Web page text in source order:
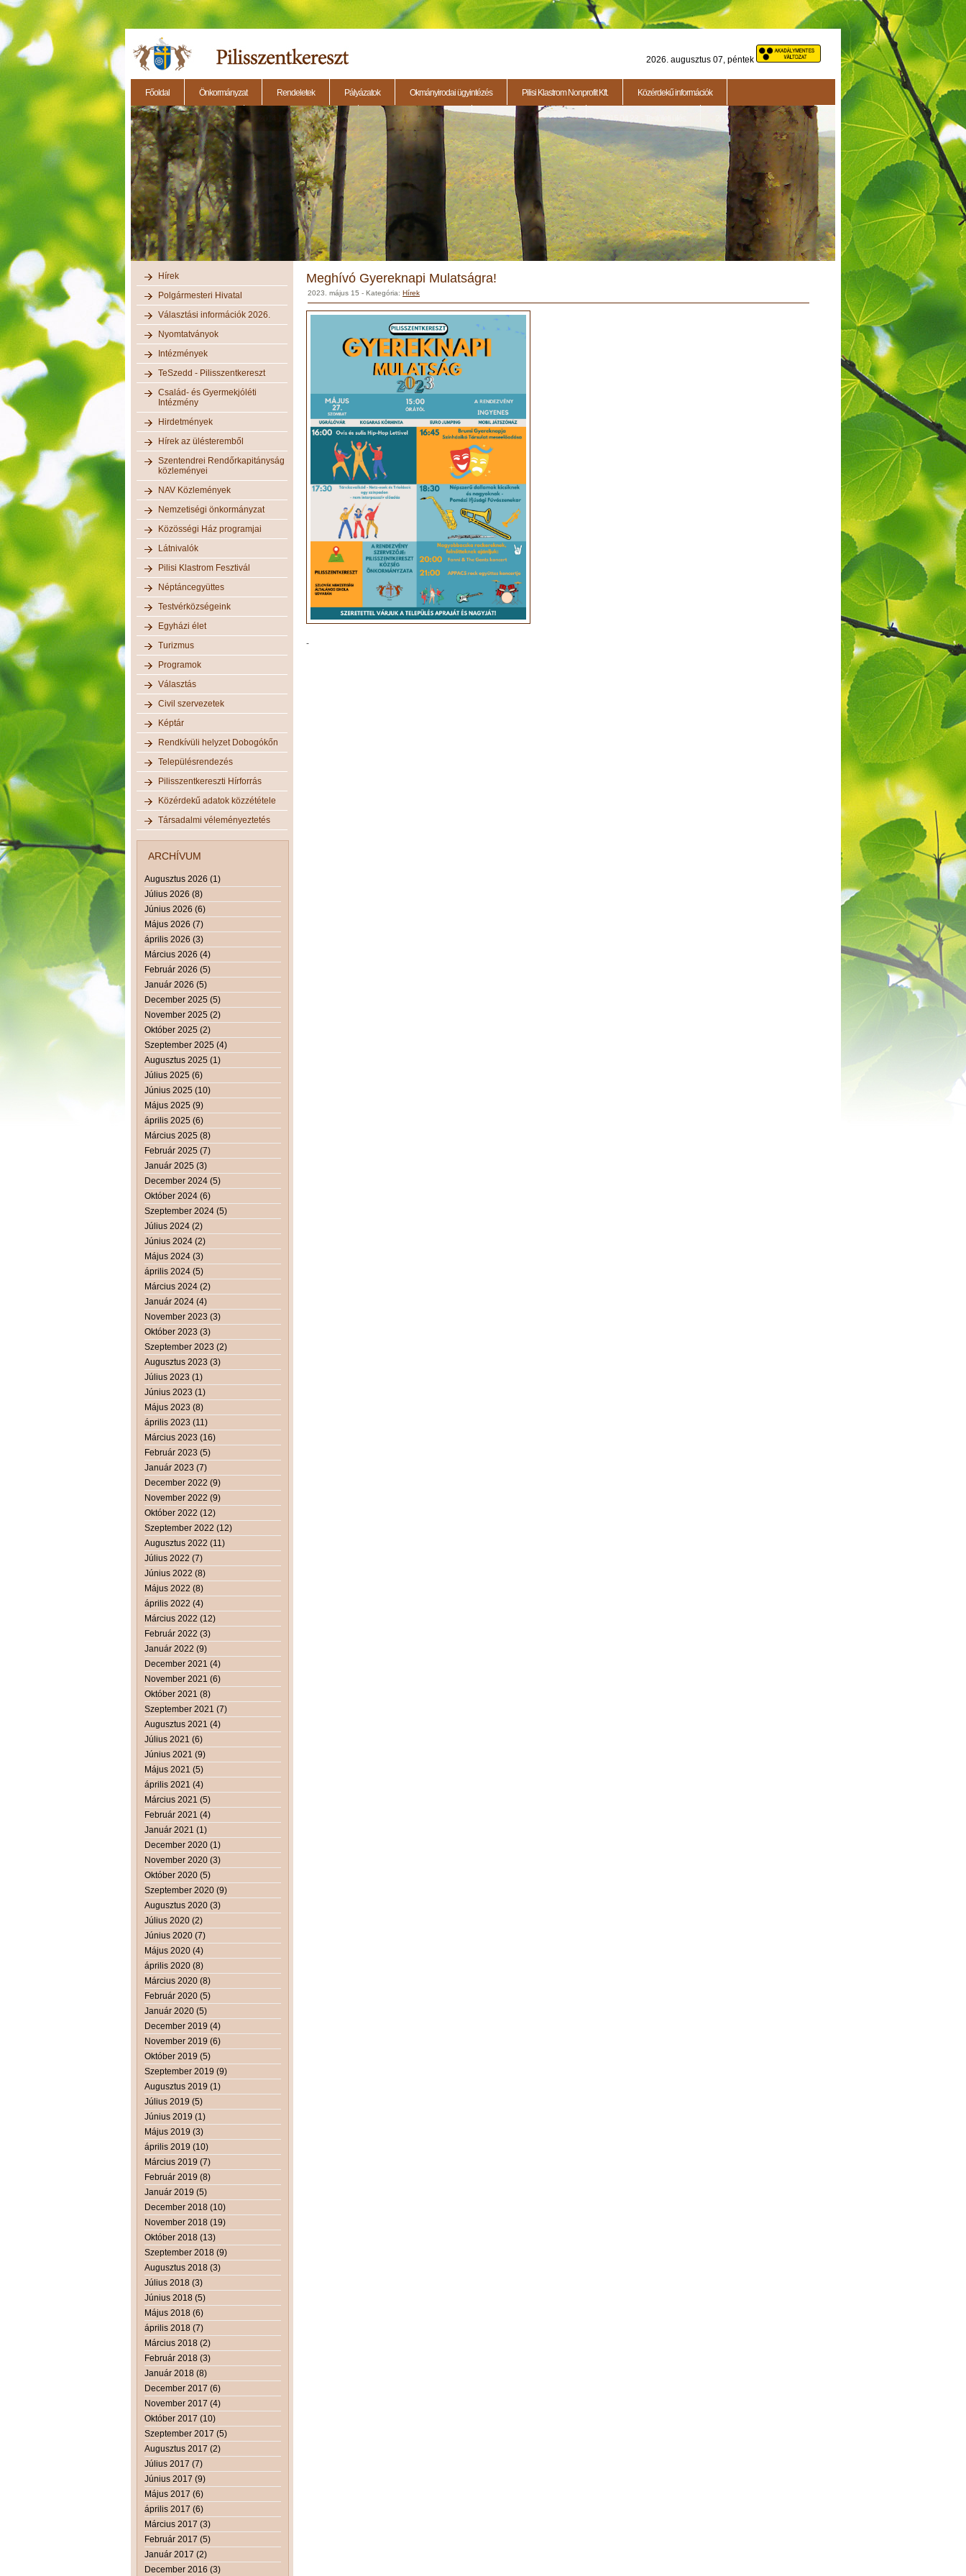
2026. augusztus 07, péntek
Főoldal Önkormányzat Rendeletek Pályázatok Okmányirodai ügyintézés Pilisi Klastrom Nonprofit Kft. Közérdekű információk
2014.11.27. - Testületi ülés 2014.12.28. - Testületi ülés 2014.11.13. - Testületi ülés 2015.01.29. - Testületi ülés 2015.04.23. - Testületi ülés 2015.05.14. - Testületi ülés
Hírek
Polgármesteri Hivatal
Választási információk 2026.
Nyomtatványok
Intézmények
TeSzedd - Pilisszentkereszt
Család- és Gyermekjóléti
Intézmény
Hirdetmények
Hírek az ülésteremből
Szentendrei Rendőrkapitányság
közleményei
NAV Közlemények
Nemzetiségi önkormányzat
Közösségi Ház programjai
Látnivalók
Pilisi Klastrom Fesztivál
Néptáncegyüttes
Testvérközségeink
Egyházi élet
Turizmus
Programok
Választás
Civil szervezetek
Képtár
Rendkívüli helyzet Dobogókőn
Településrendezés
Pilisszentkereszti Hírforrás
Közérdekű adatok közzététele
Társadalmi véleményeztetés
ARCHÍVUM
Augusztus 2026 (1)
Július 2026 (8)
Június 2026 (6)
Május 2026 (7)
április 2026 (3)
Március 2026 (4)
Február 2026 (5)
Január 2026 (5)
December 2025 (5)
November 2025 (2)
Október 2025 (2)
Szeptember 2025 (4)
Augusztus 2025 (1)
Július 2025 (6)
Június 2025 (10)
Május 2025 (9)
április 2025 (6)
Március 2025 (8)
Február 2025 (7)
Január 2025 (3)
December 2024 (5)
Október 2024 (6)
Szeptember 2024 (5)
Július 2024 (2)
Június 2024 (2)
Május 2024 (3)
április 2024 (5)
Március 2024 (2)
Január 2024 (4)
November 2023 (3)
Október 2023 (3)
Szeptember 2023 (2)
Augusztus 2023 (3)
Július 2023 (1)
Június 2023 (1)
Május 2023 (8)
április 2023 (11)
Március 2023 (16)
Február 2023 (5)
Január 2023 (7)
December 2022 (9)
November 2022 (9)
Október 2022 (12)
Szeptember 2022 (12)
Augusztus 2022 (11)
Július 2022 (7)
Június 2022 (8)
Május 2022 (8)
április 2022 (4)
Március 2022 (12)
Február 2022 (3)
Január 2022 (9)
December 2021 (4)
November 2021 (6)
Október 2021 (8)
Szeptember 2021 (7)
Augusztus 2021 (4)
Július 2021 (6)
Június 2021 (9)
Május 2021 (5)
április 2021 (4)
Március 2021 (5)
Február 2021 (4)
Január 2021 (1)
December 2020 (1)
November 2020 (3)
Október 2020 (5)
Szeptember 2020 (9)
Augusztus 2020 (3)
Július 2020 (2)
Június 2020 (7)
Május 2020 (4)
április 2020 (8)
Március 2020 (8)
Február 2020 (5)
Január 2020 (5)
December 2019 (4)
November 2019 (6)
Október 2019 (5)
Szeptember 2019 (9)
Augusztus 2019 (1)
Július 2019 (5)
Június 2019 (1)
Május 2019 (3)
április 2019 (10)
Március 2019 (7)
Február 2019 (8)
Január 2019 (5)
December 2018 (10)
November 2018 (19)
Október 2018 (13)
Szeptember 2018 (9)
Augusztus 2018 (3)
Július 2018 (3)
Június 2018 (5)
Május 2018 (6)
április 2018 (7)
Március 2018 (2)
Február 2018 (3)
Január 2018 (8)
December 2017 (6)
November 2017 (4)
Október 2017 (10)
Szeptember 2017 (5)
Augusztus 2017 (2)
Július 2017 (7)
Június 2017 (9)
Május 2017 (6)
április 2017 (6)
Március 2017 (3)
Február 2017 (5)
Január 2017 (2)
December 2016 (3)
Meghívó Gyereknapi Mulatságra!
2023. május 15 - Kategória: Hírek
-